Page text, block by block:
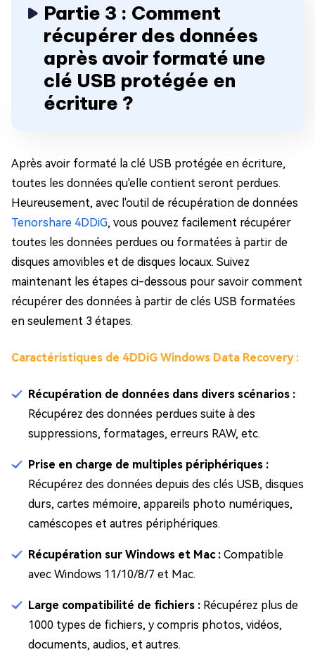
Partie 3 : Comment
récupérer des données
après avoir formaté une
clé USB protégée en
écriture ?
Après avoir formaté la clé USB protégée en écriture,
toutes les données qu'elle contient seront perdues.
Heureusement, avec l'outil de récupération de données
Tenorshare 4DDiG, vous pouvez facilement récupérer
toutes les données perdues ou formatées à partir de
disques amovibles et de disques locaux. Suivez
maintenant les étapes ci-dessous pour savoir comment
récupérer des données à partir de clés USB formatées
en seulement 3 étapes.
Caractéristiques de 4DDiG Windows Data Recovery :
Récupération de données dans divers scénarios :
Récupérez des données perdues suite à des
suppressions, formatages, erreurs RAW, etc.
Prise en charge de multiples périphériques :
Récupérez des données depuis des clés USB, disques
durs, cartes mémoire, appareils photo numériques,
caméscopes et autres périphériques.
Récupération sur Windows et Mac : Compatible
avec Windows 11/10/8/7 et Mac.
Large compatibilité de fichiers : Récupérez plus de
1000 types de fichiers, y compris photos, vidéos,
documents, audios, et autres.